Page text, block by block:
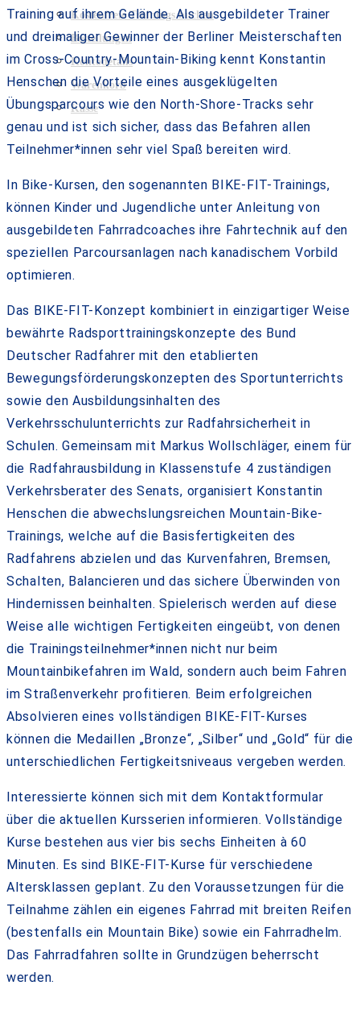
Kostenfreie Trainings buchen
Bestellungen
Kontodetails
Warenkorb
Kasse
Training auf ihrem Gelände. Als ausgebildeter Trainer
und dreimaliger Gewinner der Berliner Meisterschaften
im Cross-Country-Mountain-Biking kennt Konstantin
Henschen die Vorteile eines ausgeklügelten
Übungsparcours wie den North-Shore-Tracks sehr
genau und ist sich sicher, dass das Befahren allen
Teilnehmer*innen sehr viel Spaß bereiten wird.
In Bike-Kursen, den sogenannten BIKE-FIT-Trainings,
können Kinder und Jugendliche unter Anleitung von
ausgebildeten Fahrradcoaches ihre Fahrtechnik auf den
speziellen Parcoursanlagen nach kanadischem Vorbild
optimieren.
Das BIKE-FIT-Konzept kombiniert in einzigartiger Weise
bewährte Radsporttrainingskonzepte des Bund
Deutscher Radfahrer mit den etablierten
Bewegungsförderungskonzepten des Sportunterrichts
sowie den Ausbildungsinhalten des
Verkehrsschulunterrichts zur Radfahrsicherheit in
Schulen. Gemeinsam mit Markus Wollschläger, einem für
die Radfahrausbildung in Klassenstufe 4 zuständigen
Verkehrsberater des Senats, organisiert Konstantin
Henschen die abwechslungsreichen Mountain-Bike-
Trainings, welche auf die Basisfertigkeiten des
Radfahrens abzielen und das Kurvenfahren, Bremsen,
Schalten, Balancieren und das sichere Überwinden von
Hindernissen beinhalten. Spielerisch werden auf diese
Weise alle wichtigen Fertigkeiten eingeübt, von denen
die Trainingsteilnehmer*innen nicht nur beim
Mountainbikefahren im Wald, sondern auch beim Fahren
im Straßenverkehr profitieren. Beim erfolgreichen
Absolvieren eines vollständigen BIKE-FIT-Kurses
können die Medaillen „Bronze“, „Silber“ und „Gold“ für die
unterschiedlichen Fertigkeitsniveaus vergeben werden.
Interessierte können sich mit dem Kontaktformular
über die aktuellen Kursserien informieren. Vollständige
Kurse bestehen aus vier bis sechs Einheiten à 60
Minuten. Es sind BIKE-FIT-Kurse für verschiedene
Altersklassen geplant. Zu den Voraussetzungen für die
Teilnahme zählen ein eigenes Fahrrad mit breiten Reifen
(bestenfalls ein Mountain Bike) sowie ein Fahrradhelm.
Das Fahrradfahren sollte in Grundzügen beherrscht
werden.